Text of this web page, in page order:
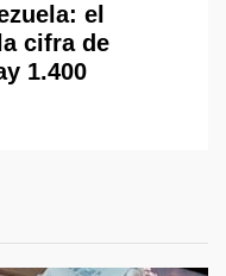
el
cifra de
1.400